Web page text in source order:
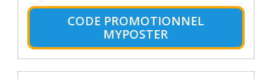
CODE PROMOTIONNEL
MYPOSTER